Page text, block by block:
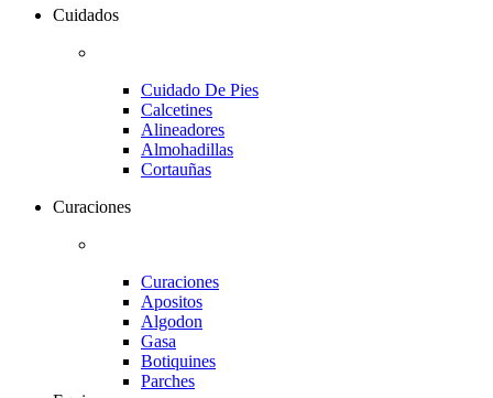
Cuidados
Cuidado De Pies
Calcetines
Alineadores
Almohadillas
Cortauñas
Curaciones
Curaciones
Apositos
Algodon
Gasa
Botiquines
Parches